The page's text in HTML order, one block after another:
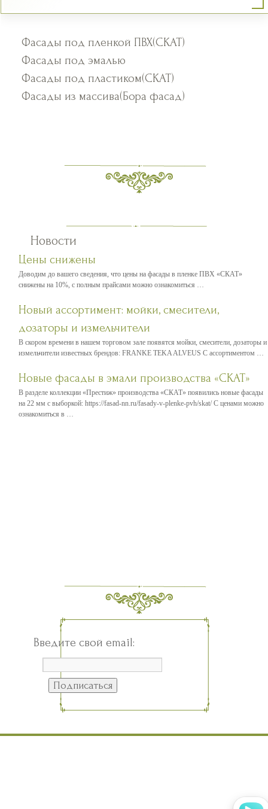
Фасады под пленкой ПВХ(СКАТ)
Фасады под эмалью
Фасады под пластиком(СКАТ)
Фасады из массива(Бора фасад)
Новости
Цены снижены
Доводим до вашего сведения, что цены на фасады в пленке ПВХ «СКАТ»
снижены на 10%, с полным прайсами можно ознакомиться …
Новый ассортимент: мойки, смесители,
дозаторы и измельчители
В скором времени в нашем торговом зале появятся мойки, смесители, дозаторы и
измельчители известных брендов: FRANKE TEKA ALVEUS С ассортиментом …
Новые фасады в эмали производства «СКАТ»
В разделе коллекции «Престиж» производства «СКАТ» появились новые фасады
на 22 мм с выборкой: https://fasad-nn.ru/fasady-v-plenke-pvh/skat/ С ценами можно
ознакомиться в …
Введите свой email: